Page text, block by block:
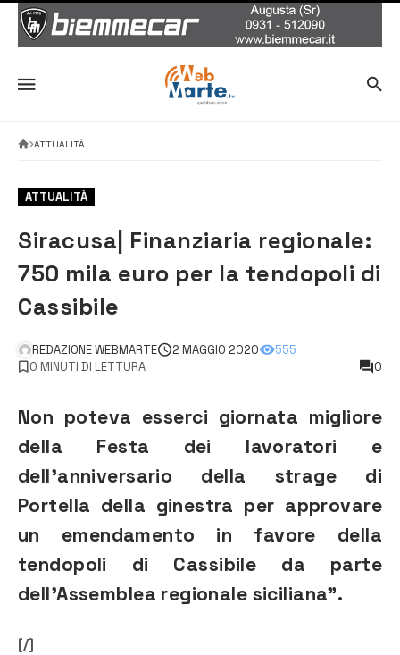
ATTUALITÀ
ATTUALITÀ
Siracusa| Finanziaria regionale:
750 mila euro per la tendopoli di
Cassibile
REDAZIONE WEBMARTE 2 MAGGIO 2020
555
0 MINUTI DI LETTURA
0
Non poteva esserci giornata migliore
della Festa dei lavoratori e
dell’anniversario della strage di
Portella della ginestra per approvare
un emendamento in favore della
tendopoli di Cassibile da parte
dell’Assemblea regionale siciliana”.
[/]